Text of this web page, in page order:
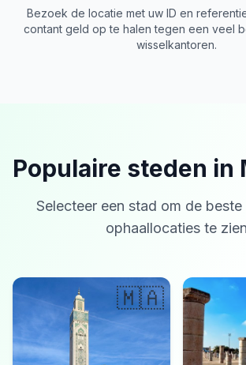
Bezoek de locatie met uw ID en
contant geld op te halen tegen een veel
wisselkantoren.
Populaire steden in
Selecteer een stad om de beste
ophaallocaties te zien
🇲🇦